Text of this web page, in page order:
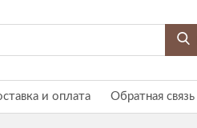
и оплата Обратная связь